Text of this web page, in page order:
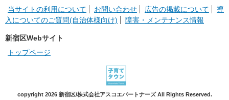
当サイトの利用について
お問い合わせ 広告の掲載について
導
入についてのご質問(自治体様向け)
障害・メンテナンス情報
新宿区Webサイト
トップページ
copyright 2026 新宿区/株式会社アスコエパートナーズ All Rights Reserved.